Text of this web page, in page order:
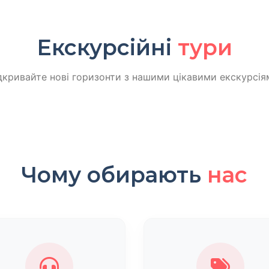
Екскурсійні тури
нові горизонти з нашими цікавими
Чому обирають нас